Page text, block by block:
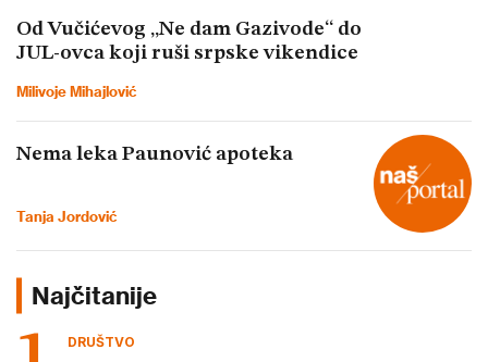
Od Vučićevog „Ne dam Gazivode“ do
JUL-ovca koji ruši srpske vikendice
Milivoje Mihajlović
Nema leka Paunović apoteka
Tanja Jordović
Najčitanije
DRUŠTVO